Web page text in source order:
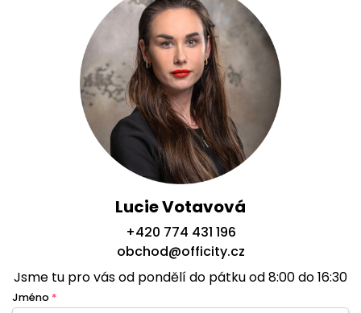
Lucie Votavová
+420 774 431 196
obchod@officity.cz
Jsme tu pro vás od pondělí do pátku od 8:00 do 16:30
Jméno *